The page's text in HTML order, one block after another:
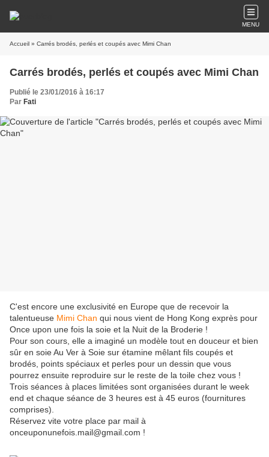
MENU
Accueil » Carrés brodés, perlés et coupés avec Mimi Chan
Carrés brodés, perlés et coupés avec Mimi Chan
Publié le 23/01/2016 à 16:17
Par Fati
C'est encore une exclusivité en Europe que de recevoir la
talentueuse Mimi Chan qui nous vient de Hong Kong exprès pour
Once upon une fois la soie et la Nuit de la Broderie !
Pour son cours, elle a imaginé un modèle tout en douceur et bien
sûr en soie Au Ver à Soie sur étamine mêlant fils coupés et
brodés, points spéciaux et perles pour un dessin que vous
pourrez ensuite reproduire sur le reste de la toile chez vous !
Trois séances à places limitées sont organisées durant le week
end et chaque séance de 3 heures est à 45 euros (fournitures
comprises).
Réservez vite votre place par mail à
onceuponunefois.mail@gmail.com !